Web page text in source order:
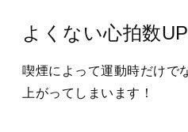
よくない心拍数UP
喫煙によって運動時だけで
上がってしまいます！